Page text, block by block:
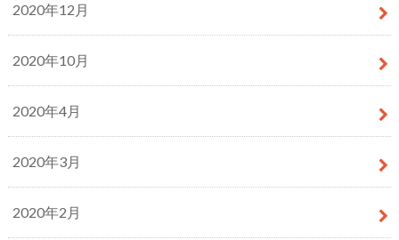
2020年12月
2020年10月
2020年4月
2020年3月
2020年2月